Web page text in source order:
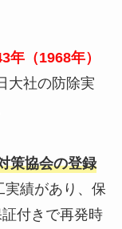
年（1968年）
大社の防除実
策協会の登録
実績があり、保
付きで再発時